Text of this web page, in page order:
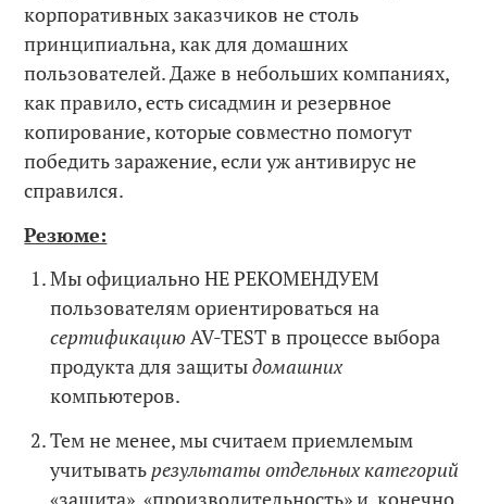
корпоративных заказчиков не столь
принципиальна, как для домашних
пользователей. Даже в небольших компаниях,
как правило, есть сисадмин и резервное
копирование, которые совместно помогут
победить заражение, если уж антивирус не
справился.
Резюме:
Мы официально НЕ РЕКОМЕНДУЕМ
пользователям ориентироваться на
сертификациюAV-TEST в процессе выбора
продукта для защитыдомашних
компьютеров.
Тем не менее, мы считаем приемлемым
учитывать результаты отдельныхкатегорий
«защита», «производительность» и, конечно,